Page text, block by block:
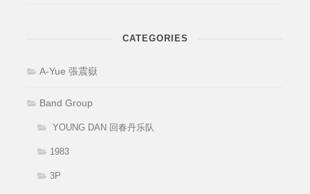
CATEGORIES
A-Yue 張震嶽
Band Group
YOUNG DAN 回春丹乐队
1983
3P